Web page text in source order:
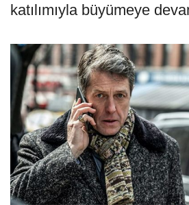
katılımıyla büyümeye